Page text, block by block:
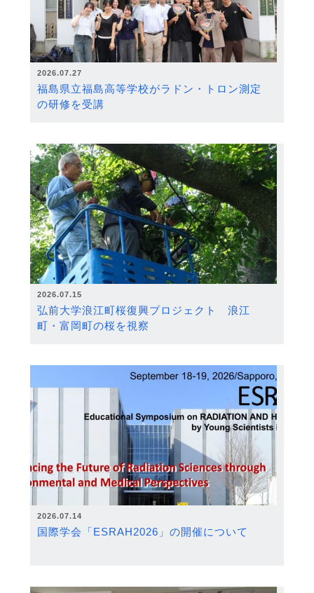
2026.07.27
福島県立福島高等学校がラドン・トロン測定
の研修を受講
2026.07.15
弘前大学浪江町桜復興プロジェクト 浪江
町・富岡町の桜を視察
2026.07.14
国際学会「ESRAH2026」の開催について